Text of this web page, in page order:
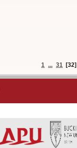
1 ... 31 [32]